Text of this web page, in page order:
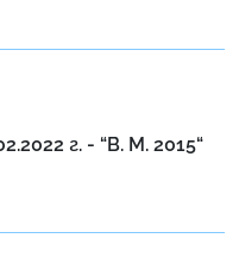
г. - “В. М. 2015“